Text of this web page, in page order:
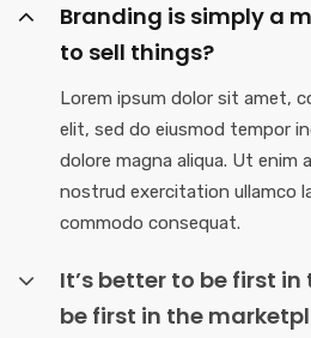
Branding is simply a
to sell things?
Lorem ipsum dolor sit amet,
elit, sed do eiusmod tempor
dolore magna aliqua. Ut enim
nostrud exercitation ullamco
commodo consequat.
It’s better to be first
be first in the